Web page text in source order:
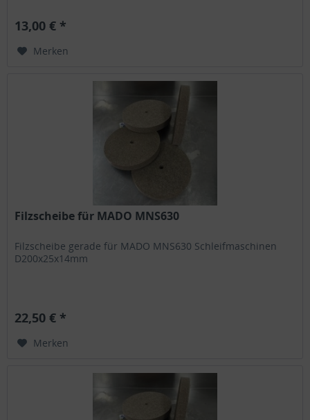
13,00 € *
Merken
Filzscheibe für MADO MNS630
Filzscheibe gerade für MADO MNS630 Schleifmaschinen
D200x25x14mm
22,50 € *
Merken